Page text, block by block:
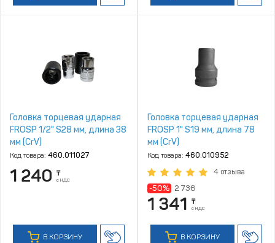
Головка торцевая ударная
FROSP 1/2" S28 мм, длина 38
мм (CrV)
Код товара: 460.011027
1 240 ₸
с НДС
В КОРЗИНУ
Головка торцевая ударная
FROSP 1" S19 мм, длина 78
мм (CrV)
Код товара: 460.010952
4 отзыва
-50% 2 736
1 341 ₸
с НДС
В КОРЗИНУ